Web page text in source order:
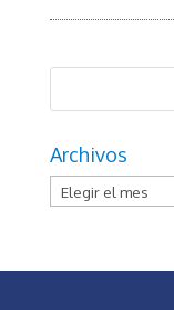
Archivos
Archivos